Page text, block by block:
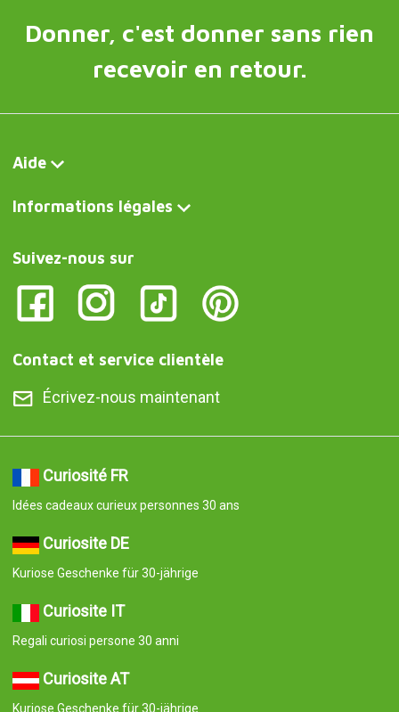
Donner, c'est donner sans rien
recevoir en retour.
Aide
Informations légales
Suivez-nous sur
Contact et service clientèle
Écrivez-nous maintenant
Curiosité FR
Idées cadeaux curieux personnes 30 ans
Curiosite DE
Kuriose Geschenke für 30-jährige
Curiosite IT
Regali curiosi persone 30 anni
Curiosite AT
Kuriose Geschenke für 30-jährige